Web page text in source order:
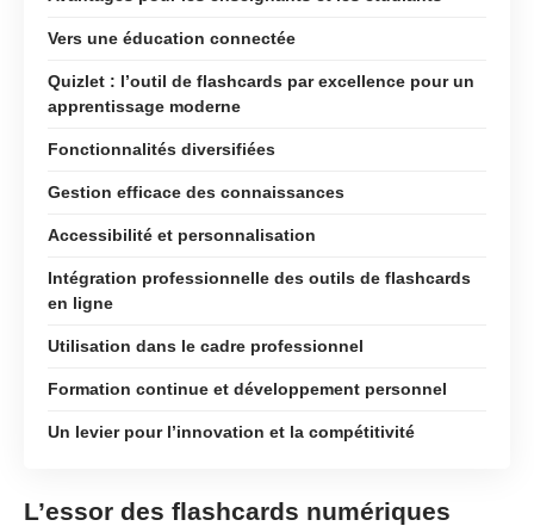
Vers une éducation connectée
Quizlet : l’outil de flashcards par excellence pour un
apprentissage moderne
Fonctionnalités diversifiées
Gestion efficace des connaissances
Accessibilité et personnalisation
Intégration professionnelle des outils de flashcards
en ligne
Utilisation dans le cadre professionnel
Formation continue et développement personnel
Un levier pour l’innovation et la compétitivité
L’essor des flashcards numériques